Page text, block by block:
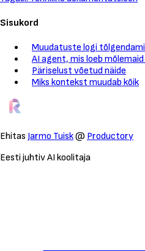
Sisukord
Muudatuste logi
AI agent, mis loeb
Päriselust võetud näide
Miks kontekst muudab kõik
Ehitas Jarmo Tuisk@ Productory
Eesti juhtiv AI koolitaja